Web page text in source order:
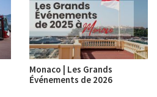
Monaco | Les Grands
Événements de 2026